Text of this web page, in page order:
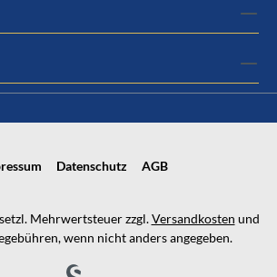
Datenschutz AGB
Mehrwertsteuer zzgl.Versandkosten und
wenn nicht anders angegeben.